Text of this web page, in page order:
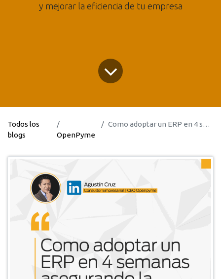
y mejorar la eficiencia de tu empresa
Todos los
blogs
OpenPyme
Como adoptar un ERP en 4 semanas